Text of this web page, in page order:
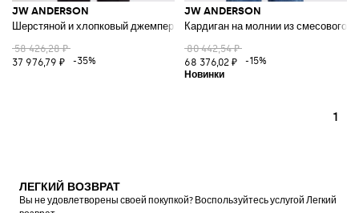
JW ANDERSON
Шерстяной и хлопковый джемпер
58 426,28 ₽
37 976,79 ₽
-35%
JW ANDERSON
Кардиган на молнии из смесового
80 442,54 ₽
68 376,02 ₽
-15%
1
ЛЕГКИЙ ВОЗВРАТ
Вы не удовлетворены своей покупкой? Воспользуйтесь услугой Легкий